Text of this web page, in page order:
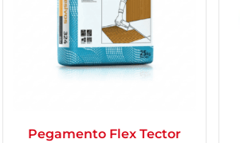
Pegamento Flex Tector